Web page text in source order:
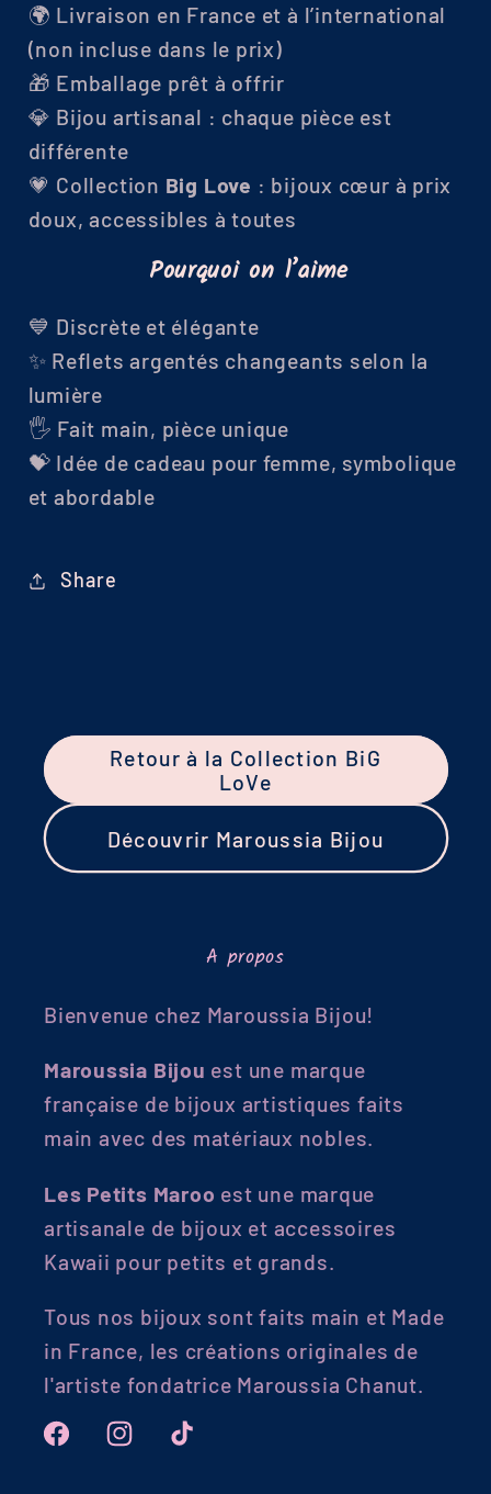
🌍 Livraison en France et à l’international
(non incluse dans le prix)
🎁 Emballage prêt à offrir
💎 Bijou artisanal : chaque pièce est
différente
💗 Collection Big Love : bijoux cœur à prix
doux, accessibles à toutes
Pourquoi on l’aime
💙 Discrète et élégante
✨ Reflets argentés changeants selon la
lumière
🖐️ Fait main, pièce unique
💝 Idée de cadeau pour femme, symbolique
et abordable
Share
Retour à la Collection BiG
LoVe
Découvrir Maroussia Bijou
A propos
Bienvenue chez Maroussia Bijou!
Maroussia Bijou est une marque
française de bijoux artistiques faits
main avec des matériaux nobles.
Les Petits Maroo est une marque
artisanale de bijoux et accessoires
Kawaii pour petits et grands.
Tous nos bijoux sont faits main et Made
in France, les créations originales de
l'artiste fondatrice Maroussia Chanut.
FacebookInstagramTikTok